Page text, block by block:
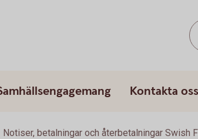
Kontakta oss
Notiser, betalningar och återbetalningar Swish